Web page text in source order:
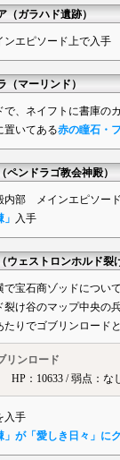
（ガラハド遺跡）
エピソード上で入手
（マーリンド）
で、ネイフトに書庫の
置いてある赤の瞳石・
ペンドラゴ教会神殿）
内部 メインエピソー
入手
ウェストロンホルド裂
で宝石商ゾッドについ
裂け谷のマップ中央の
たりでゴブリンロード
ンロード
：10633 / 弱点：な
入手
」が「愛しき日々」に